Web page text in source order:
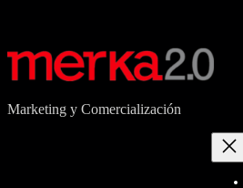
Marketing y Comercialización